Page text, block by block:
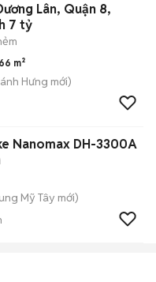
Lân, Quận 8,
7 tỷ
66 m²
Hưng mới)
Nanomax DH-3300A
Mỹ Tây mới)